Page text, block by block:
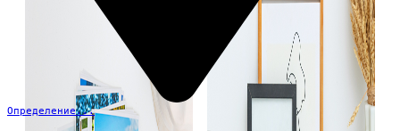
Определение...